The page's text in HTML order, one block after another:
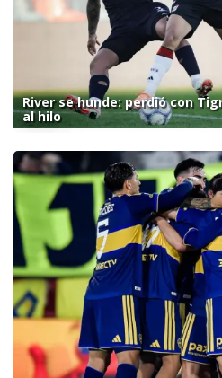
River se hunde: perdió con
al hilo